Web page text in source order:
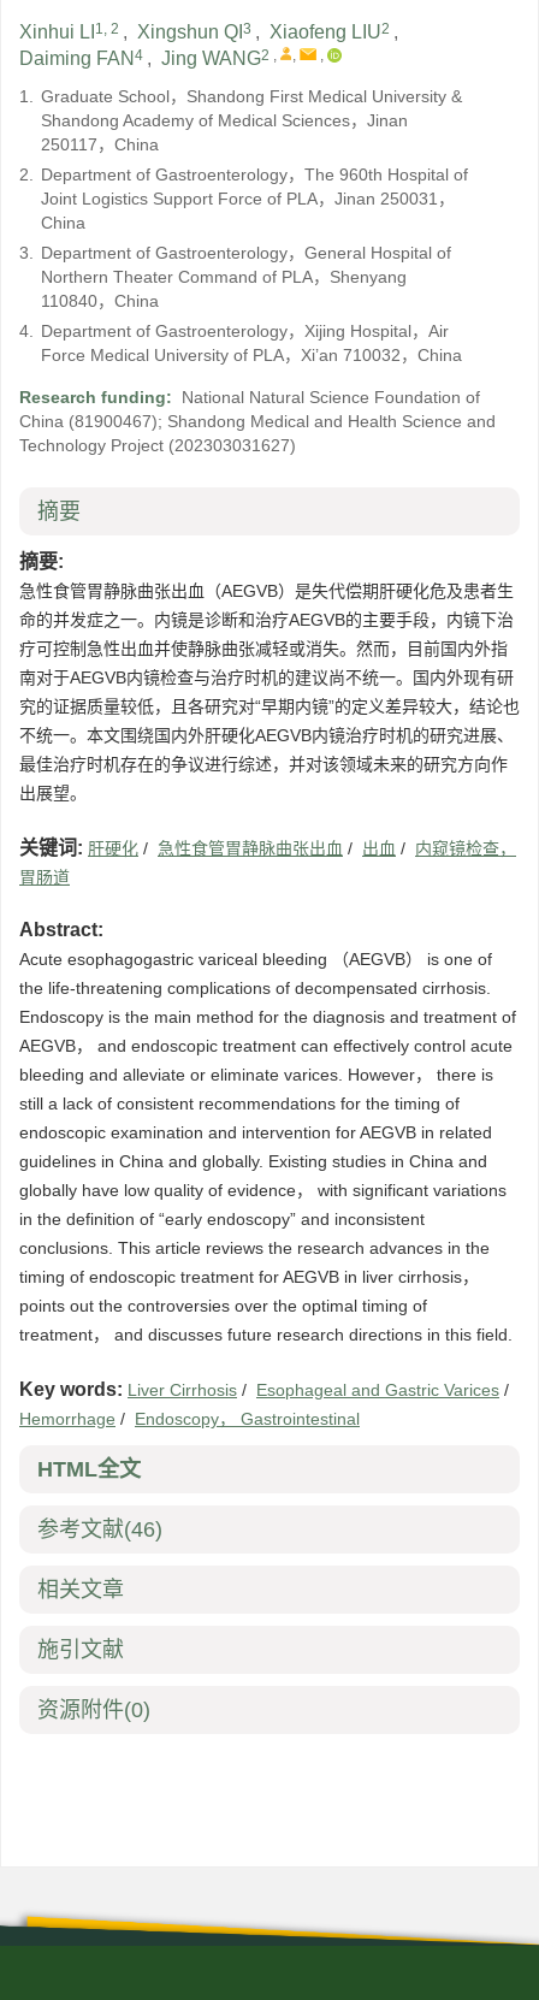
Xinhui LI 1, 2 , Xingshun QI 3 , Xiaofeng LIU2 ,
Daiming FAN 4 , Jing WANG2 , , ,
1. Graduate School，Shandong First Medical University &
Shandong Academy of Medical Sciences，Jinan
250117，China
2. Department of Gastroenterology，The 960th Hospital of
Joint Logistics Support Force of PLA，Jinan 250031，
China
3. Department of Gastroenterology，General Hospital of
Northern Theater Command of PLA，Shenyang
110840，China
4. Department of Gastroenterology，Xijing Hospital，Air
Force Medical University of PLA，Xi’an 710032，China
Research funding:
National Natural Science Foundation of
China (81900467); Shandong Medical and Health Science and
Technology Project (202303031627)
摘要
摘要:
急性食管胃静脉曲张出血（AEGVB）是失代偿期肝硬化危及患者生
命的并发症之一。内镜是诊断和治疗AEGVB的主要手段，内镜下治
疗可控制急性出血并使静脉曲张减轻或消失。然而，目前国内外指
南对于AEGVB内镜检查与治疗时机的建议尚不统一。国内外现有研
究的证据质量较低，且各研究对“早期内镜”的定义差异较大，结论也
不统一。本文围绕国内外肝硬化AEGVB内镜治疗时机的研究进展、
最佳治疗时机存在的争议进行综述，并对该领域未来的研究方向作
出展望。
关键词: 肝硬化 / 急性食管胃静脉曲张出血 / 出血 / 内窥镜检查，
胃肠道
Abstract:
Acute esophagogastric variceal bleeding （AEGVB） is one of
the life-threatening complications of decompensated cirrhosis.
Endoscopy is the main method for the diagnosis and treatment of
AEGVB， and endoscopic treatment can effectively control acute
bleeding and alleviate or eliminate varices. However， there is
still a lack of consistent recommendations for the timing of
endoscopic examination and intervention for AEGVB in related
guidelines in China and globally. Existing studies in China and
globally have low quality of evidence， with significant variations
in the definition of “early endoscopy” and inconsistent
conclusions. This article reviews the research advances in the
timing of endoscopic treatment for AEGVB in liver cirrhosis，
points out the controversies over the optimal timing of
treatment， and discusses future research directions in this field.
Key words: Liver Cirrhosis / Esophageal and Gastric Varices /
Hemorrhage / Endoscopy， Gastrointestinal
HTML全文
参考文献(46)
相关文章
施引文献
资源附件(0)